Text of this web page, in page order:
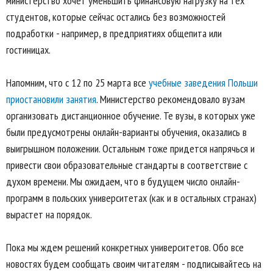
студентов, которые сейчас остались без возможностей
подработки - например, в предприятиях общепита или
гостиницах.
Напомним, что с 12 по 25 марта все учебные заведения Польши
приостановили занятия. Министерство рекомендовало вузам
организовать дистанционное обучение. Те вузы, в которых уже
были предусмотрены онлайн-варианты обучения, оказались в
выигрышном положении. Остальным тоже придется напрячься и
привести свои образовательные стандарты в соответствие с
духом времени. Мы ожидаем, что в будущем число онлайн-
программ в польских университетах (как и в остальных странах)
вырастет на порядок.
Пока мы ждем решений конкретных университетов. Обо все
новостях будем сообщать своим читателям - подписывайтесь на